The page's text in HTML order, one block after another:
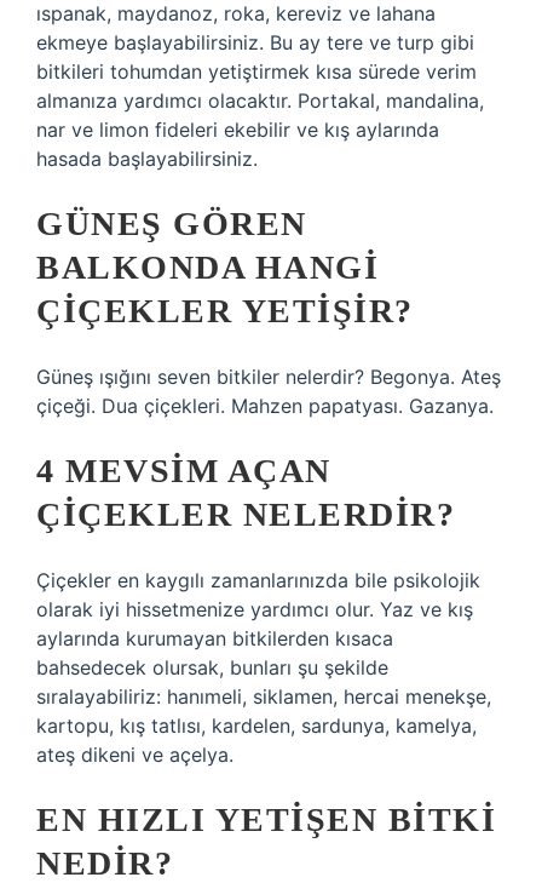
ıspanak, maydanoz, roka, kereviz ve lahana
ekmeye başlayabilirsiniz. Bu ay tere ve turp gibi
bitkileri tohumdan yetiştirmek kısa sürede verim
almanıza yardımcı olacaktır. Portakal, mandalina,
nar ve limon fideleri ekebilir ve kış aylarında
hasada başlayabilirsiniz.
GÜNEŞ GÖREN
BALKONDA HANGI
ÇIÇEKLER YETIŞIR?
Güneş ışığını seven bitkiler nelerdir? Begonya. Ateş
çiçeği. Dua çiçekleri. Mahzen papatyası. Gazanya.
4 MEVSIM AÇAN
ÇIÇEKLER NELERDIR?
Çiçekler en kaygılı zamanlarınızda bile psikolojik
olarak iyi hissetmenize yardımcı olur. Yaz ve kış
aylarında kurumayan bitkilerden kısaca
bahsedecek olursak, bunları şu şekilde
sıralayabiliriz: hanımeli, siklamen, hercai menekşe,
kartopu, kış tatlısı, kardelen, sardunya, kamelya,
ateş dikeni ve açelya.
EN HIZLI YETIŞEN BITKI
NEDIR?